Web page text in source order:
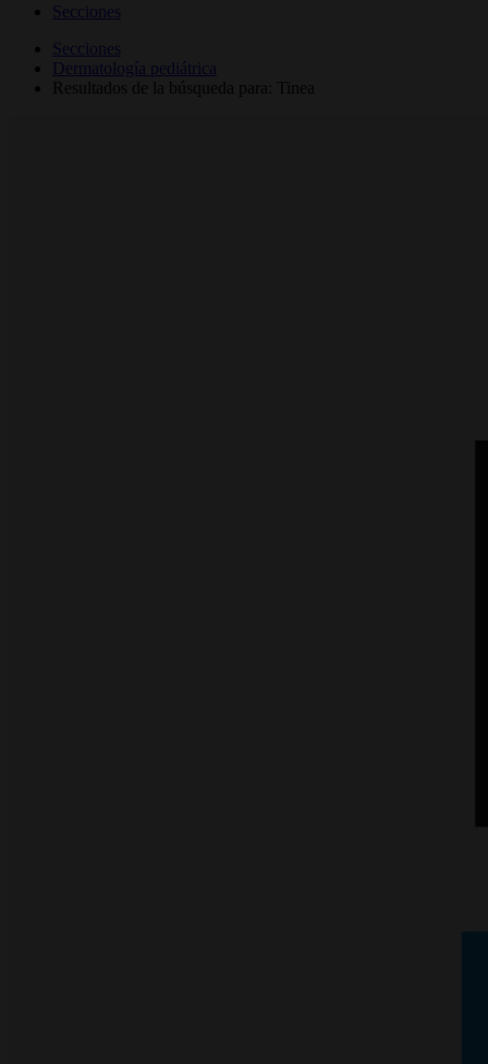
Secciones
Secciones
Dermatología pediátrica
Resultados de la búsqueda para: Tinea